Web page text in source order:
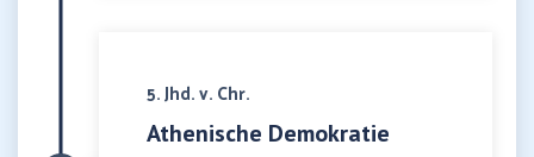
5. Jhd. v. Chr.
Athenische Demokratie